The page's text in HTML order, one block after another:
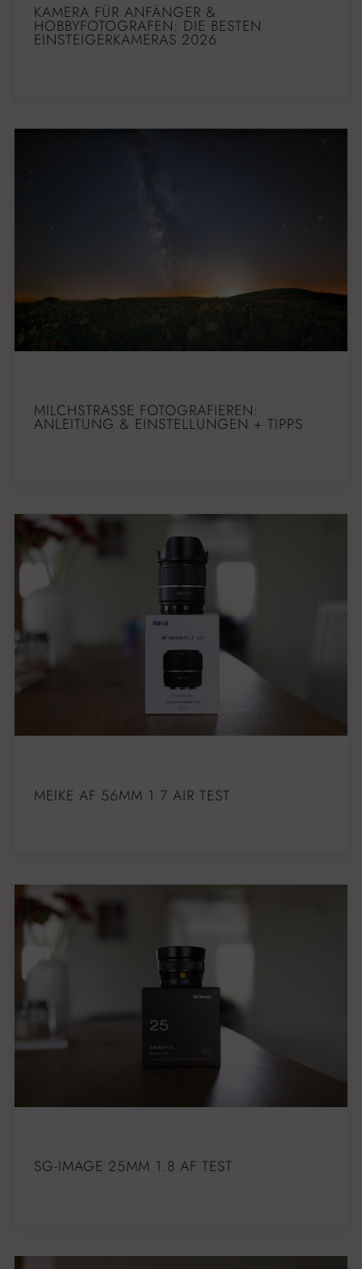
KAMERA FÜR ANFÄNGER &
HOBBYFOTOGRAFEN: DIE BESTEN
EINSTEIGERKAMERAS 2026
MILCHSTRASSE FOTOGRAFIEREN: A
NLEITUNG & EINSTELLUNGEN + TIPPS
MEIKE AF 56MM 1.7 AIR TEST
SG-IMAGE 25MM 1.8 AF TEST